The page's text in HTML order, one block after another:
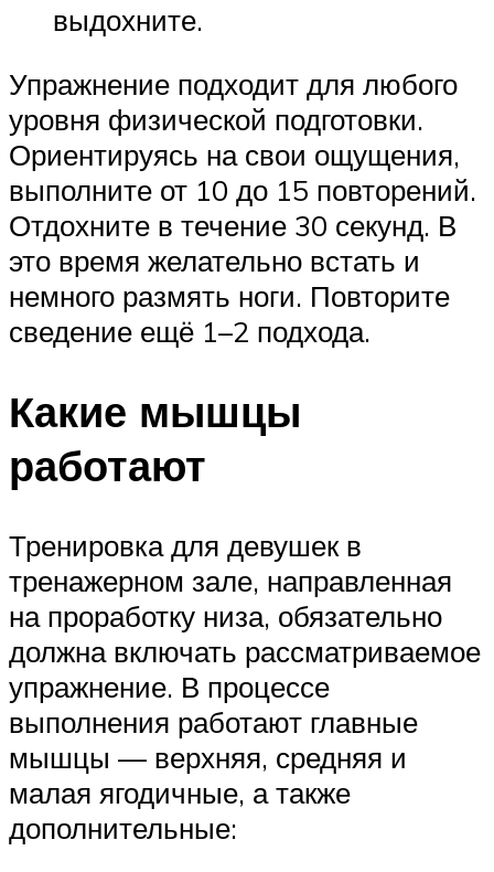
выдохните.
Упражнение подходит для любого
уровня физической подготовки.
Ориентируясь на свои ощущения,
выполните от 10 до 15 повторений.
Отдохните в течение 30 секунд. В
это время желательно встать и
немного размять ноги. Повторите
сведение ещё 1–2 подхода.
Какие мышцы
работают
Тренировка для девушек в
тренажерном зале, направленная
на проработку низа, обязательно
должна включать рассматриваемое
упражнение. В процессе
выполнения работают главные
мышцы — верхняя, средняя и
малая ягодичные, а также
дополнительные: